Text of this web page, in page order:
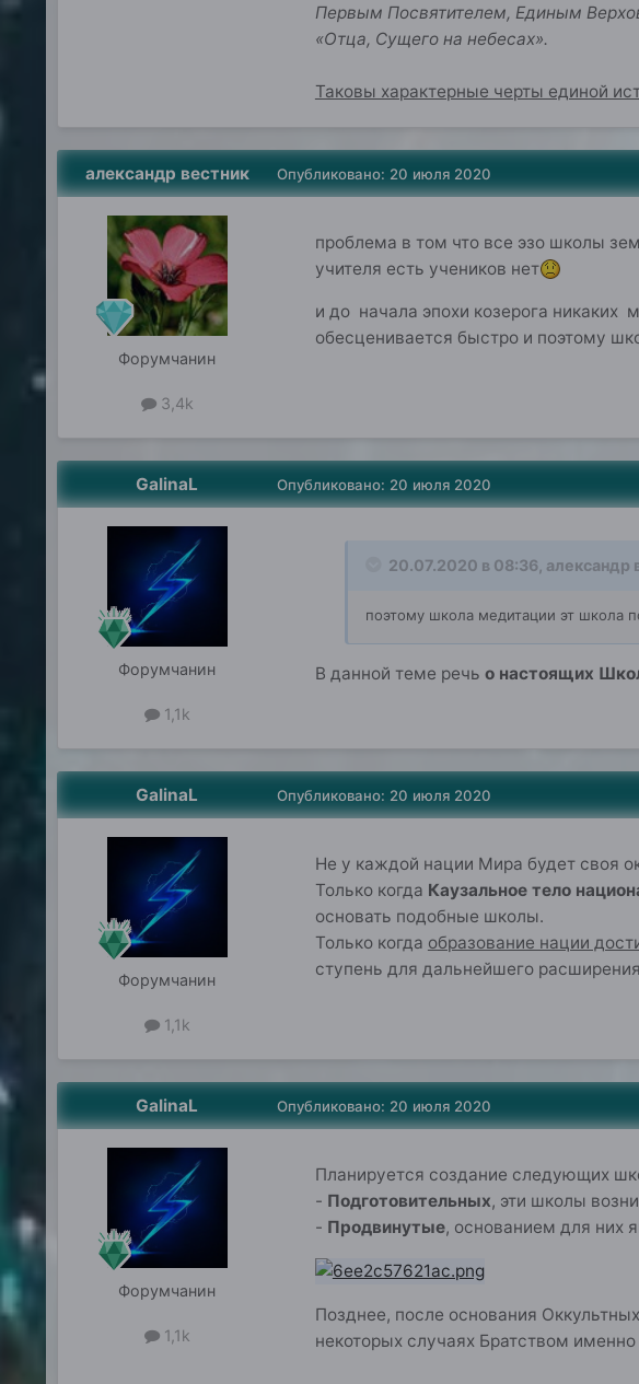
Первым Посвятителем, Единым
«Отца, Сущего на небесах».
Таковы характерные черты единой
александр вестник
Форумчанин
3,4k
Опубликовано: 20 июля 2020
проблема в том что все эзо школы
учителя есть учеников нет
и до начала эпохи козерога никаких
обесценивается быстро и поэтому
GalinaL
Форумчанин
1,1k
Опубликовано: 20 июля 2020
20.07.2020 в 08:36, александр
поэтому школа медитации эт школа
В данной теме речь о настоящих
GalinaL
Форумчанин
1,1k
Опубликовано: 20 июля 2020
Не у каждой нации Мира будет своя
Только когда Каузальное тело
основать подобные школы.
Только когда образование нации
ступень для дальнейшего
GalinaL
Форумчанин
1,1k
Опубликовано: 20 июля 2020
Планируется создание следующих
- Подготовительных, эти школы
- Продвинутые, основанием для них
Позднее, после основания
некоторых случаях Братством именно